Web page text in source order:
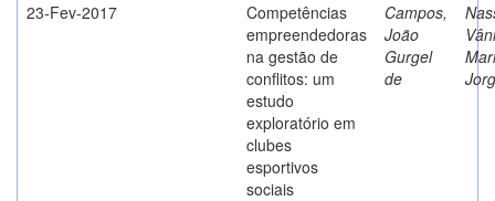
23-Fev-2017
Competências
empreendedoras
na gestão de
conflitos: um
estudo
exploratório em
clubes
esportivos
sociais
Campos,
João
Gurgel
de